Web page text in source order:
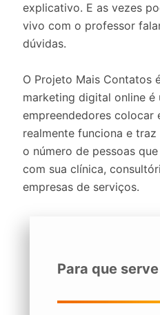
explicativo. E as vezes
vivo com o professor
dúvidas.
O Projeto Mais Contatos
marketing digital online é
empreendedores colocar
realmente funciona e
o número de pessoas
com sua clínica,
empresas de serviços.
Para que